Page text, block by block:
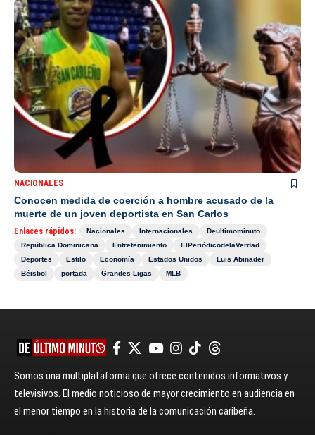
NACIONALES
Conocen medida de coerción a hombre acusado de la
muerte de un joven deportista en San Carlos
Enlaces rápidos: Nacionales Internacionales
Deultimominuto
República Dominicana
Entretenimiento
ElPeriódicodelaVerdad
Deportes
Estilo Economía Estados Unidos
Luis Abinader
Béisbol
portada Grandes Ligas MLB
Somos una multiplataforma que ofrece contenidos informativos y
televisivos. El medio noticioso de mayor crecimiento en audiencia en
el menor tiempo en la historia de la comunicación caribeña.